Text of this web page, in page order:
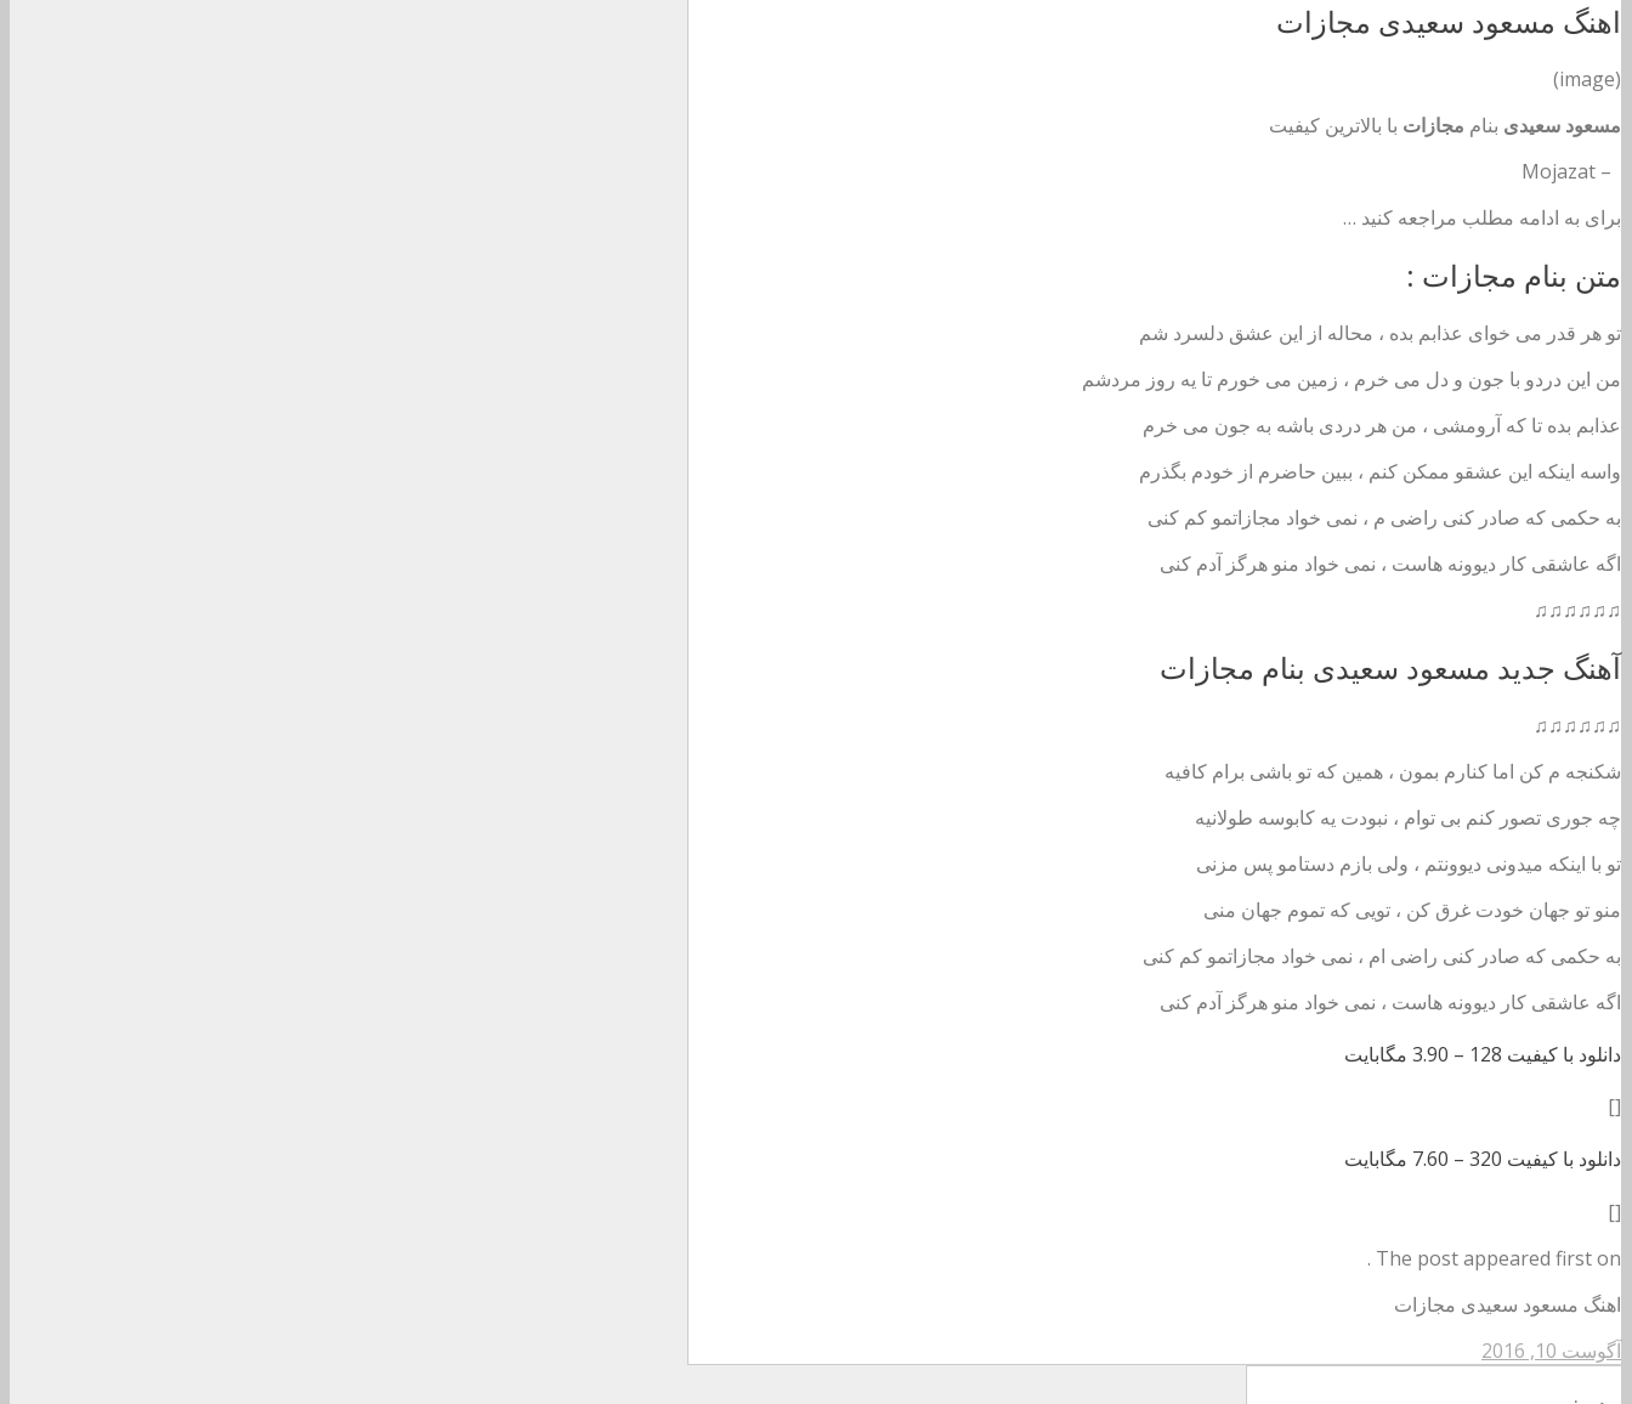
اهنگ مسعود سعیدی مجازات
(image)
مسعود سعیدی بنام مجازات با بالاترین کیفیت
– Mojazat
برای به ادامه مطلب مراجعه کنید …
متن بنام مجازات :
تو هر قدر می خوای عذابم بده ، محاله از این عشق دلسرد شم
من این دردو با جون و دل می خرم ، زمین می خورم تا یه روز مردشم
عذابم بده تا که آرومشی ، من هر دردی باشه به جون می خرم
واسه اینکه این عشقو ممکن کنم ، ببین حاضرم از خودم بگذرم
به حکمی که صادر کنی راضی م ، نمی خواد مجازاتمو کم کنی
اگه عاشقی کار دیوونه هاست ، نمی خواد منو هرگز آدم کنی
♫♫♫♫♫♫
آهنگ جدید مسعود سعیدی بنام مجازات
♫♫♫♫♫♫
شکنجه م کن اما کنارم بمون ، همین که تو باشی برام کافیه
چه جوری تصور کنم بی توام ، نبودت یه کابوسه طولانیه
تو با اینکه میدونی دیوونتم ، ولی بازم دستامو پس مزنی
منو تو جهان خودت غرق کن ، تویی که تموم جهان منی
به حکمی که صادر کنی راضی ام ، نمی خواد مجازاتمو کم کنی
اگه عاشقی کار دیوونه هاست ، نمی خواد منو هرگز آدم کنی
دانلود با کیفیت 128 –
3.90 مگابایت
[]
دانلود با کیفیت 320 –
7.60 مگابایت
[]
The post appeared first on .
اهنگ مسعود سعیدی مجازات
آگوست 10, 2016